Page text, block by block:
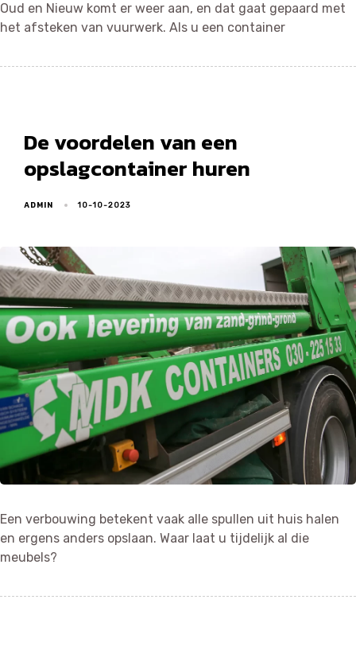
Oud en Nieuw komt er weer aan, en dat gaat gepaard met
het afsteken van vuurwerk. Als u een container
De voordelen van een
opslagcontainer huren
ADMIN 10-10-2023
Een verbouwing betekent vaak alle spullen uit huis halen
en ergens anders opslaan. Waar laat u tijdelijk al die
meubels?